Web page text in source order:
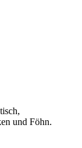
und Föhn.